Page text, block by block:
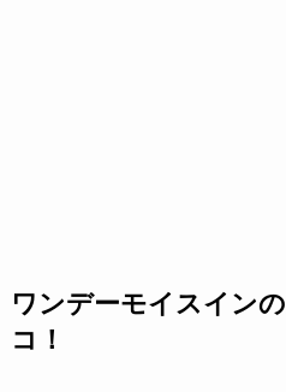
ワンデーモイスイン
コ！